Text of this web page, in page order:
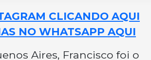
CLICANDO AQUI
NO WHATSAPP AQUI
Aires, Francisco foi o